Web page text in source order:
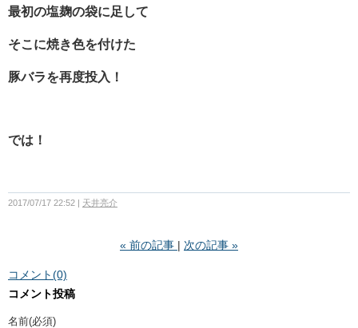
最初の塩麹の袋に足して
そこに焼き色を付けた
豚バラを再度投入！
では！
2017/07/17 22:52 天井亮介
« 前の記事 次の記事 »
コメント(0)
コメント投稿
名前(必須)